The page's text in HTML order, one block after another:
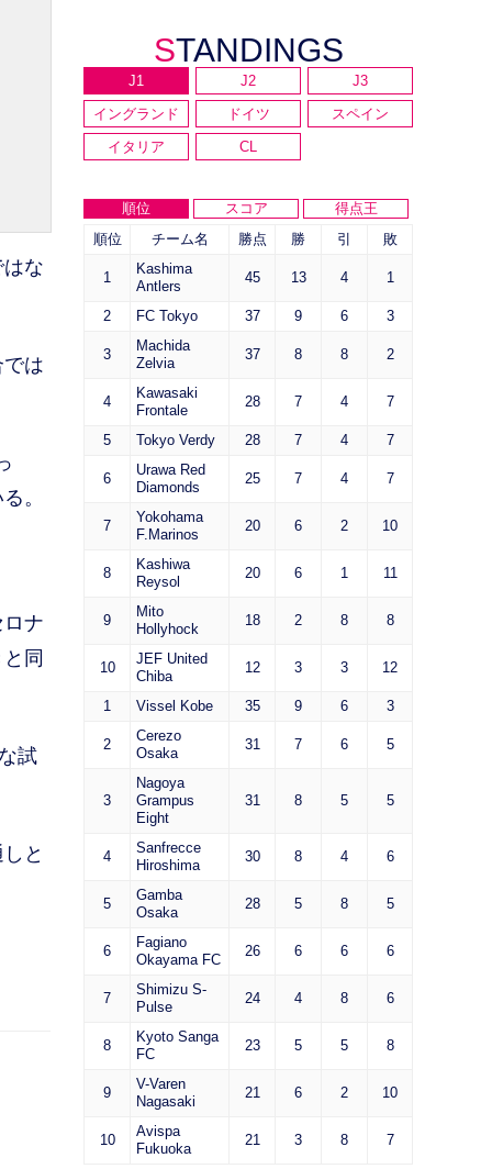
な
は
。
ナ
同
試
と
STANDINGS
J1 J2
J3
イングランド
ドイツ
スペイン
イタリア
CL
順位 スコア
得点王
順位
チーム名 勝点 勝 引 敗
1
Kashima
Antlers
45 13 4 1
2 FC Tokyo 37 9 6 3
3
Machida
Zelvia
37 8 8 2
4
Kawasaki
Frontale
28 7 4 7
5 Tokyo Verdy 28 7 4 7
6
Urawa Red
Diamonds
25 7 4 7
7
Yokohama
F.Marinos
20 6 2 10
8
Kashiwa
Reysol
20 6 1 11
9
Mito
Hollyhock
18 2 8 8
10
JEF United
Chiba
12 3 3 12
1 Vissel Kobe 35 9 6 3
2
Cerezo
Osaka
31 7 6 5
3
Nagoya
Grampus
Eight
31 8 5 5
4
Sanfrecce
Hiroshima
30 8 4 6
5
Gamba
Osaka
28 5 8 5
6
Fagiano
Okayama FC
26 6 6 6
7
Shimizu S-
Pulse
24 4 8 6
8
Kyoto Sanga
FC
23 5 5 8
9
V-Varen
Nagasaki
21 6 2 10
10
Avispa
Fukuoka
21 3 8 7